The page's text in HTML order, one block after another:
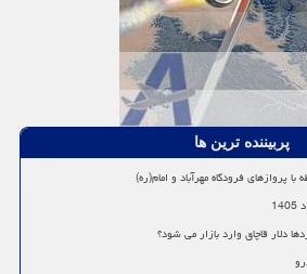
پربیننده ترین ها
پروازهای فرودگاه مهرآباد و امام(ره)
دلار قاچاق وارد بازار می شود؟